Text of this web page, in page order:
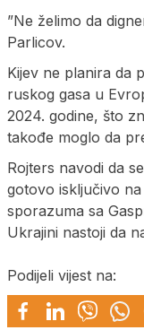
”Ne želimo da
Parlicov.
Kijev ne planira da
ruskog gasa u
2024. godine, što
takođe moglo da
Rojters navodi da
gotovo isključivo
sporazuma sa
Ukrajini nastoji da
Podijeli vijest na: